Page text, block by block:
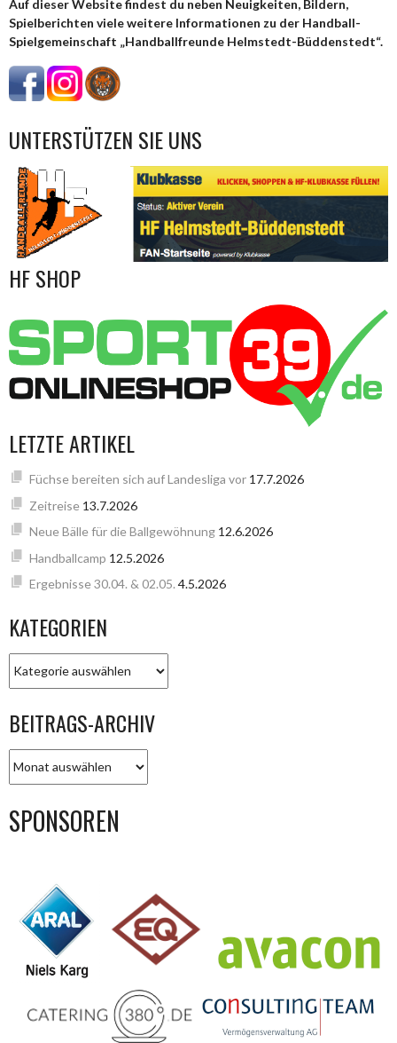
Auf dieser Website findest du neben Neuigkeiten, Bildern,
Spielberichten viele weitere Informationen zu der Handball-
Spielgemeinschaft „Handballfreunde Helmstedt-Büddenstedt“.
UNTERSTÜTZEN SIE UNS
HF SHOP
LETZTE ARTIKEL
Füchse bereiten sich auf Landesliga vor 17.7.2026
Zeitreise 13.7.2026
Neue Bälle für die Ballgewöhnung 12.6.2026
Handballcamp 12.5.2026
Ergebnisse 30.04. & 02.05. 4.5.2026
KATEGORIEN
BEITRAGS-ARCHIV
ARCHIV
SPONSOREN